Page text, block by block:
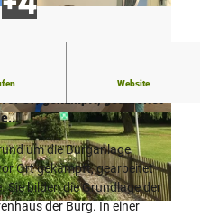
© Werburg-Museum Spenge
Website
rund um die Burganlage
um die Burganlage
Ort gekämpft, gearbeitet
bilden die Grundlage der
der Burg. In einer